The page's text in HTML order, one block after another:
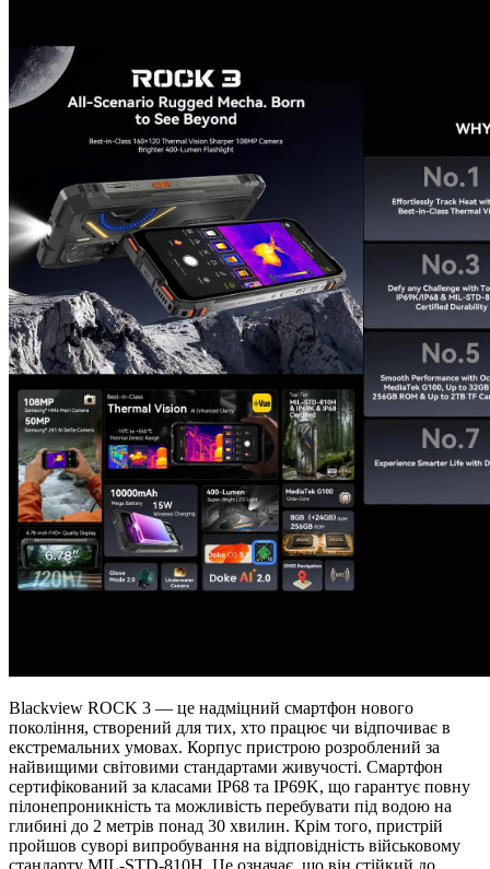
Blackview ROCK 3 — це надміцний смартфон нового
покоління, створений для тих, хто працює чи відпочиває в
екстремальних умовах. Корпус пристрою розроблений за
найвищими світовими стандартами живучості. Смартфон
сертифікований за класами IP68 та IP69K, що гарантує повну
пілонепроникність та можливість перебувати під водою на
глибині до 2 метрів понад 30 хвилин. Крім того, пристрій
пройшов суворі випробування на відповідність військовому